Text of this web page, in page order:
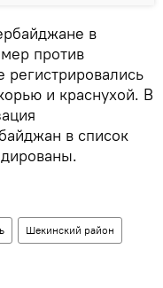
в
против
и краснухой. В
в список
Шекинский район